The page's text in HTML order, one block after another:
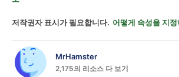
저작권자 표시가 필요합니다. 어떻게 속성을 지
MrHamster
2,175의 리소스 다 보기